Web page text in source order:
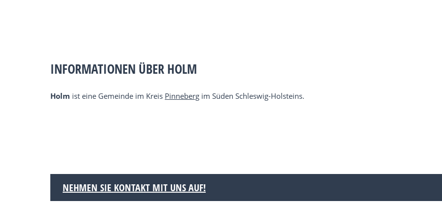
INFORMATIONEN ÜBER HOLM
Holm ist eine Gemeinde im Kreis Pinneberg im Süden Schleswig-Holsteins.
NEHMEN SIE KONTAKT MIT UNS AUF!